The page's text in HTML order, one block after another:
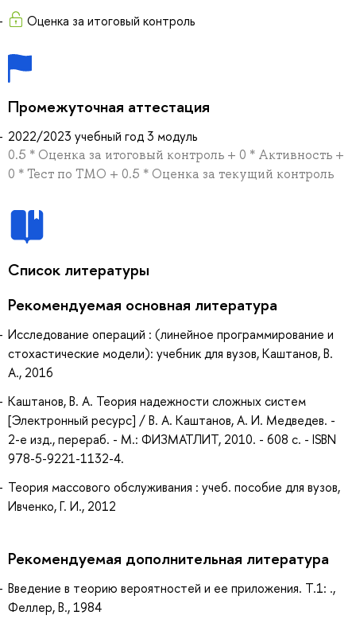
Оценка за итоговый контроль
Промежуточная аттестация
2022/2023 учебный год 3 модуль
0.5 * Оценка за итоговый контроль + 0 * Активность +
0 * Тест по ТМО + 0.5 * Оценка за текущий контроль
Список литературы
Рекомендуемая основная литература
Исследование операций : (линейное программирование и
стохастические модели): учебник для вузов, Каштанов, В.
А., 2016
Каштанов, В. А. Теория надежности сложных систем
[Электронный ресурс] / В. А. Каштанов, А. И. Медведев. -
2-е изд., перераб. - М.: ФИЗМАТЛИТ, 2010. - 608 с. - ISBN
978-5-9221-1132-4.
Теория массового обслуживания : учеб. пособие для вузов,
Ивченко, Г. И., 2012
Рекомендуемая дополнительная литература
Введение в теорию вероятностей и ее приложения. Т.1: .,
Феллер, В., 1984